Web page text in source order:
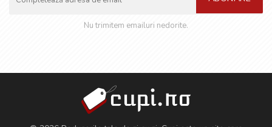
Nu trimitem emailuri nedorite.